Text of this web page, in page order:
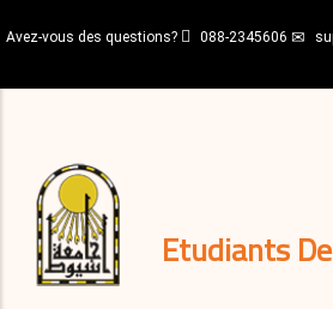
au
principal
Avez-vous des questions? 088-2345606
Etudiants
décisions
Expatriés
Journal